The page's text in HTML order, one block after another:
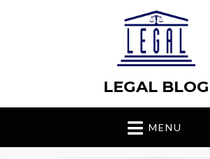
LEGAL BLOG
MENU